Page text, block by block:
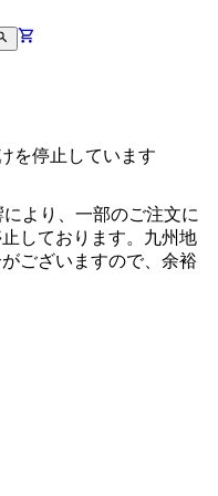
を停止しています
より、一部のご注文に
しております。九州地
ございますので、余裕